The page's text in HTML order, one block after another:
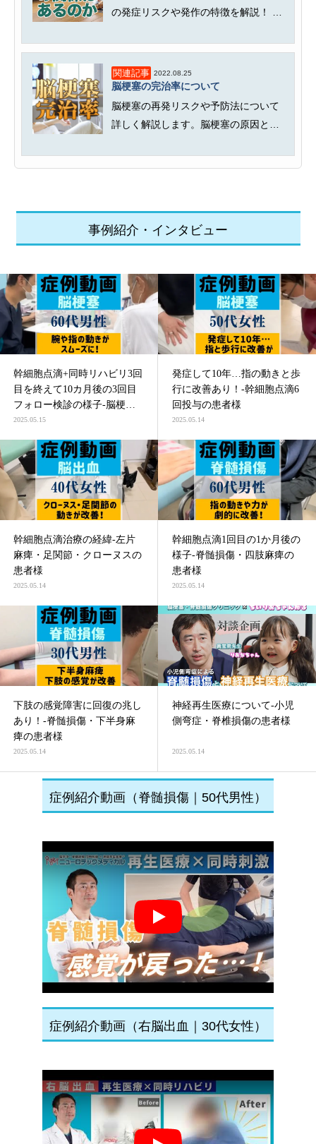
の発症リスクや発作の特徴を解説！ て
関連記事 2022.08.25
脳梗塞の完治率について
脳梗塞の再発リスクや予防法について
詳しく解説します。脳梗塞の原因とな
事例紹介・インタビュー
幹細胞点滴+同時リハビリ3回
目を終えて10カ月後の3回目
フォロー検診の様子-脳梗塞
による四肢麻痺の患者様
2025.05.15
発症して10年…指の動きと歩
行に改善あり！-幹細胞点滴6
回投与の患者様
2025.05.14
幹細胞点滴治療の経緯-左片
麻痺・足関節・クローヌスの
患者様
2025.05.14
幹細胞点滴1回目の1か月後の
様子-脊髄損傷・四肢麻痺の
患者様
2025.05.14
下肢の感覚障害に回復の兆し
あり！-脊髄損傷・下半身麻
痺の患者様
2025.05.14
神経再生医療について-小児
側弯症・脊椎損傷の患者様
2025.05.14
症例紹介動画（脊髄損傷｜50代男性）
Play
症例紹介動画（右脳出血｜30代女性）